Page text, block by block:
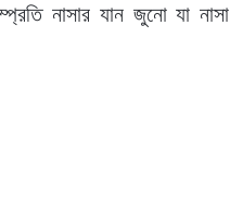
নাসার যান জুনো যা নাসা